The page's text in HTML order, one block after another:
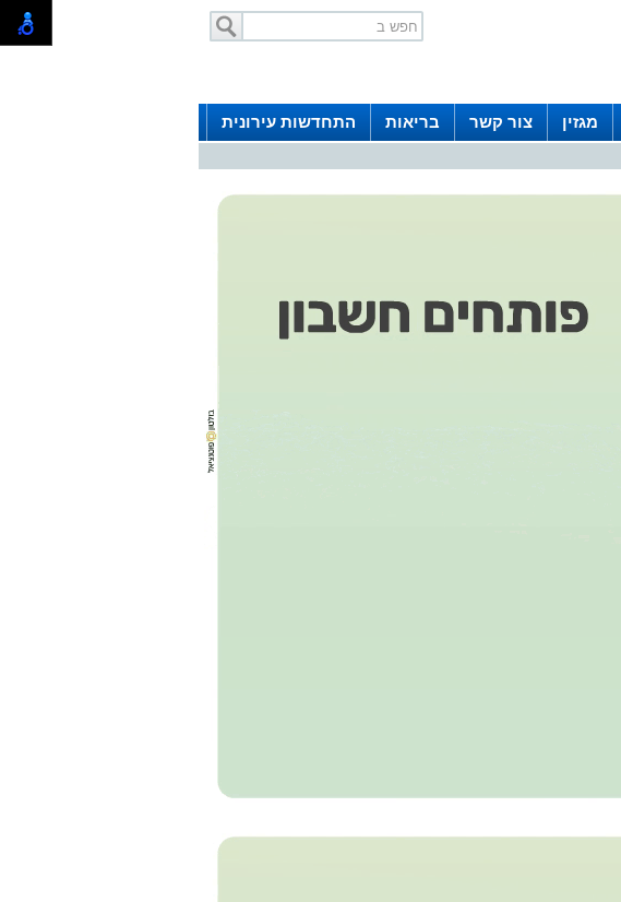
מגזין צור קשר בריאות
התחדשות עירונית